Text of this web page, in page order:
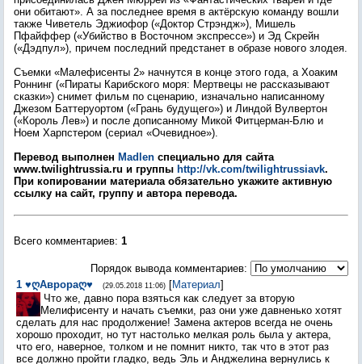
они обитают». А за последнее время в актёрскую команду вошли
также Чиветель Эджиофор («Доктор Стрэндж»), Мишель
Пфайффер («Убийство в Восточном экспрессе») и Эд Скрейн
(«Дэдпул»), причем последний предстанет в образе нового злодея.
Съемки «Малефисенты 2» начнутся в конце этого года, а Хоаким
Роннинг («Пираты Карибского моря: Мертвецы не рассказывают
сказки») снимет фильм по сценарию, изначально написанному
Джезом Баттеруортом («Грань будущего») и Линдой Вулвертон
(«Король Лев») и после дописанному Микой Фитцерман-Блю и
Ноем Харпстером (сериал «Очевидное»).
Перевод выполнен Madlen специально для сайта
www.twilightrussia.ru и группы http://vk.com/twilightrussiavk.
При копировании материала обязательно укажите активную
ссылку на сайт, группу и автора перевода.
Всего комментариев: 1
Порядок вывода комментариев:
1 ♥ღАврораღ♥ (29.05.2018 11:06) [Материал]
Что же, давно пора взяться как следует за вторую
Мелифисенту и начать съемки, раз они уже давненько хотят
сделать для нас продолжение! Замена актеров всегда не очень
хорошо проходит, но тут настолько мелкая роль была у актера,
что его, наверное, толком и не помнит никто, так что в этот раз
все должно пройти гладко, ведь Эль и Анджелина вернулись к